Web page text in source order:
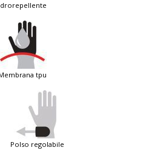
idrorepellente
membrana tpu
polso regolabile